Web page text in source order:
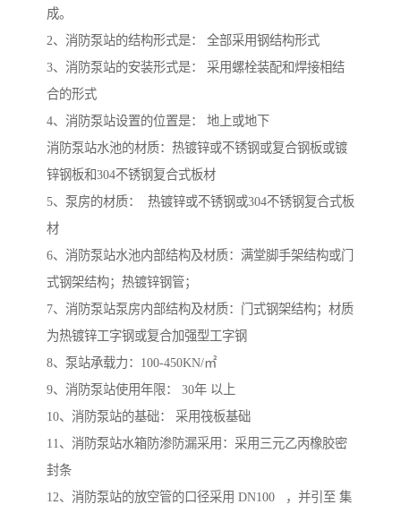
成。
2、消防泵站的结构形式是： 全部采用钢结构形式
3、消防泵站的安装形式是： 采用螺栓装配和焊接相结
合的形式
4、消防泵站设置的位置是： 地上或地下
消防泵站水池的材质：热镀锌或不锈钢或复合钢板或镀
锌钢板和304不锈钢复合式板材
5、泵房的材质： 热镀锌或不锈钢或304不锈钢复合式板
材
6、消防泵站水池内部结构及材质：满堂脚手架结构或门
式钢架结构；热镀锌钢管；
7、消防泵站泵房内部结构及材质：门式钢架结构；材质
为热镀锌工字钢或复合加强型工字钢
8、泵站承载力：100-450KN/㎡
9、消防泵站使用年限： 30年 以上
10、消防泵站的基础： 采用筏板基础
11、消防泵站水箱防渗防漏采用：采用三元乙丙橡胶密
封条
12、消防泵站的放空管的口径采用 DN100 ，并引至 集